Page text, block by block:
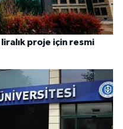
proje için resmi